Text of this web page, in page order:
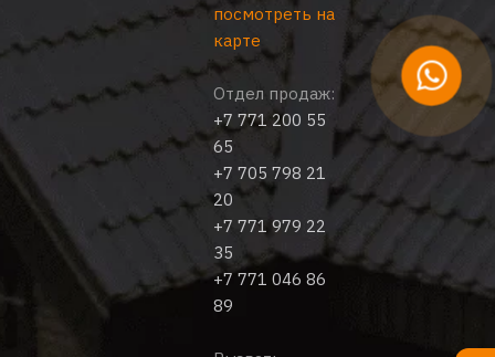
посмотреть на
карте
Отдел продаж:
+7 771 200 55
65
+7 705 798 21
20
+7 771 979 22
35
+7 771 046 86
89